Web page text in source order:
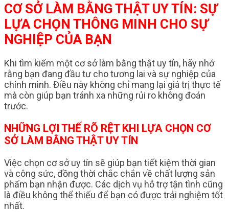
CƠ SỞ LÀM BẰNG THẬT UY TÍN: SỰ
LỰA CHỌN THÔNG MINH CHO SỰ
NGHIỆP CỦA BẠN
Khi tìm kiếm một cơ sở làm bằng thật uy tín, hãy nhớ
rằng bạn đang đầu tư cho tương lai và sự nghiệp của
chính mình. Điều này không chỉ mang lại giá trị thực tế
mà còn giúp bạn tránh xa những rủi ro không đoán
trước.
NHỮNG LỢI THẾ RÕ RỆT KHI LỰA CHỌN CƠ
SỞ LÀM BẰNG THẬT UY TÍN
Việc chọn cơ sở uy tín sẽ giúp bạn tiết kiệm thời gian
và công sức, đồng thời chắc chắn về chất lượng sản
phẩm bạn nhận được. Các dịch vụ hỗ trợ tận tình cũng
là điều không thể thiếu để bạn có được trải nghiệm tốt
nhất.